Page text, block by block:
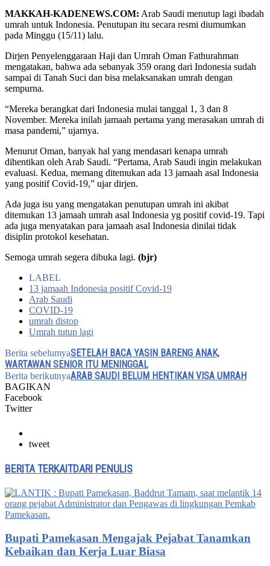
MAKKAH-KADENEWS.COM: Arab Saudi menutup lagi ibadah
umrah untuk Indonesia. Penutupan itu secara resmi diumumkan
pada Minggu (15/11) lalu.
Dirjen Penyelenggaraan Haji dan Umrah Oman Fathurahman
mengatakan, bahwa ada sebanyak 359 orang dari Indonesia sudah
sampai di Tanah Suci dan bisa melaksanakan umrah dengan
sempurna.
“Mereka berangkat dari Indonesia mulai tanggal 1, 3 dan 8
November. Mereka inilah jamaah pertama yang merasakan umrah di
masa pandemi,” ujarnya.
Menurut Oman, banyak hal yang mendasari kenapa umrah
dihentikan oleh Arab Saudi. “Pertama, Arab Saudi ingin melakukan
evaluasi. Kedua, memang ditemukan ada 13 jamaah asal Indonesia
yang positif Covid-19,” ujar dirjen.
Ada juga isu yang mengatakan penutupan umrah ini akibat
ditemukan 13 jamaah umrah asal Indonesia yg positif covid-19. Tapi
ada juga menyatakan para jamaah asal Indonesia dinilai tidak
disiplin protokol kesehatan.
Semoga umrah segera dibuka lagi. (bjr)
LABEL
13 jamaah Indonesia positif Covid-19
Arab Saudi
COVID-19
umrah distop
Umrah tutup lagi
Berita sebelumyaSETELAH BACA YASIN BARENG ANAK,
WARTAWAN SENIOR ITU MENINGGAL
Berita berikutnyaARAB SAUDI BELUM HENTIKAN VISA UMRAH
BAGIKAN
Facebook
Twitter
tweet
BERITA TERKAITDARI PENULIS
Bupati Pamekasan Mengajak Pejabat Tanamkan
Kebaikan dan Kerja Luar Biasa